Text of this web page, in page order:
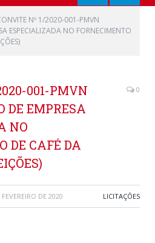
Nº 1/2020-001-PMVN
ESPECIALIZADA NO FORNECIMENTO
001-PMVN
DE EMPRESA
NO
DE CAFÉ DA
0
DE 2020 LICITAÇÕES